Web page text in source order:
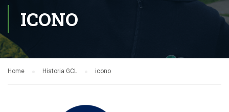
ICONO
Home Historia GCL icono